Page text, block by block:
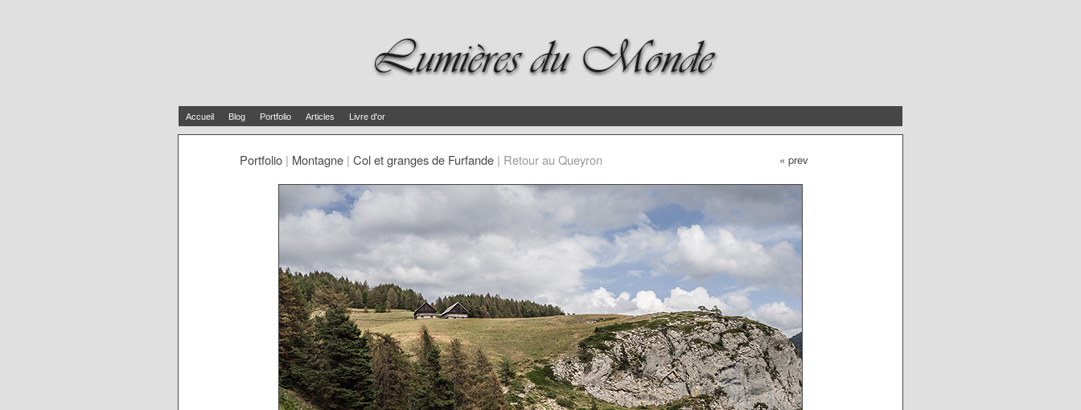
Accueil Blog Portfolio Articles Livre d'or
« prev
Portfolio | Montagne | Col et granges de Furfande | Retour au Queyron